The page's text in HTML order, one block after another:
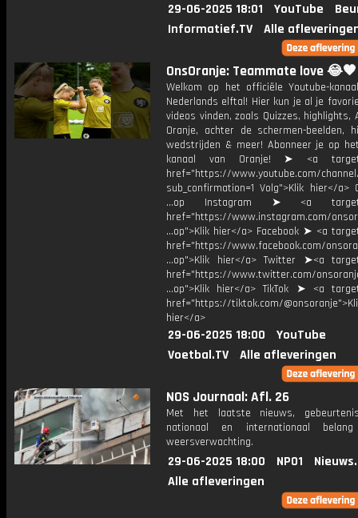
29-06-2025 18:01 YouTube
Informatief.TV
Alle
OnsOranje: Teammate love 😂🧡
Welkom op het officiële Youtube-
Nederlands elftal! Hier kun je al je
videos vinden, zoals Quizzes, highlights,
Oranje, achter de schermen-beelden,
wedstrijden & meer! Abonneer je op
kanaal van Oranje! ➤ <a
href="https://www.youtube.com/channel/
sub_confirmation=1 Volg">Klik hier</a>
...op Instagram ➤ <a
href="https://www.instagram.com/
...op">Klik hier</a> Facebook ➤ <a
href="https://www.facebook.com/
...op">Klik hier</a> Twitter ➤<a
href="https://www.twitter.com/
...op">Klik hier</a> TikTok ➤ <a
href="https://tiktok.com/
hier</a>
29-06-2025 18:00
YouTube
Voetbal.TV
Alle afleveringen
NOS Journaal: Afl. 26
Met het laatste nieuws,
nationaal en internationaal
weersverwachting.
29-06-2025 18:00 NPO1
Alle afleveringen